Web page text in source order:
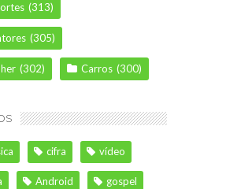
(313)
(305)
(302) Carros (300)
cifra vídeo
Android gospel